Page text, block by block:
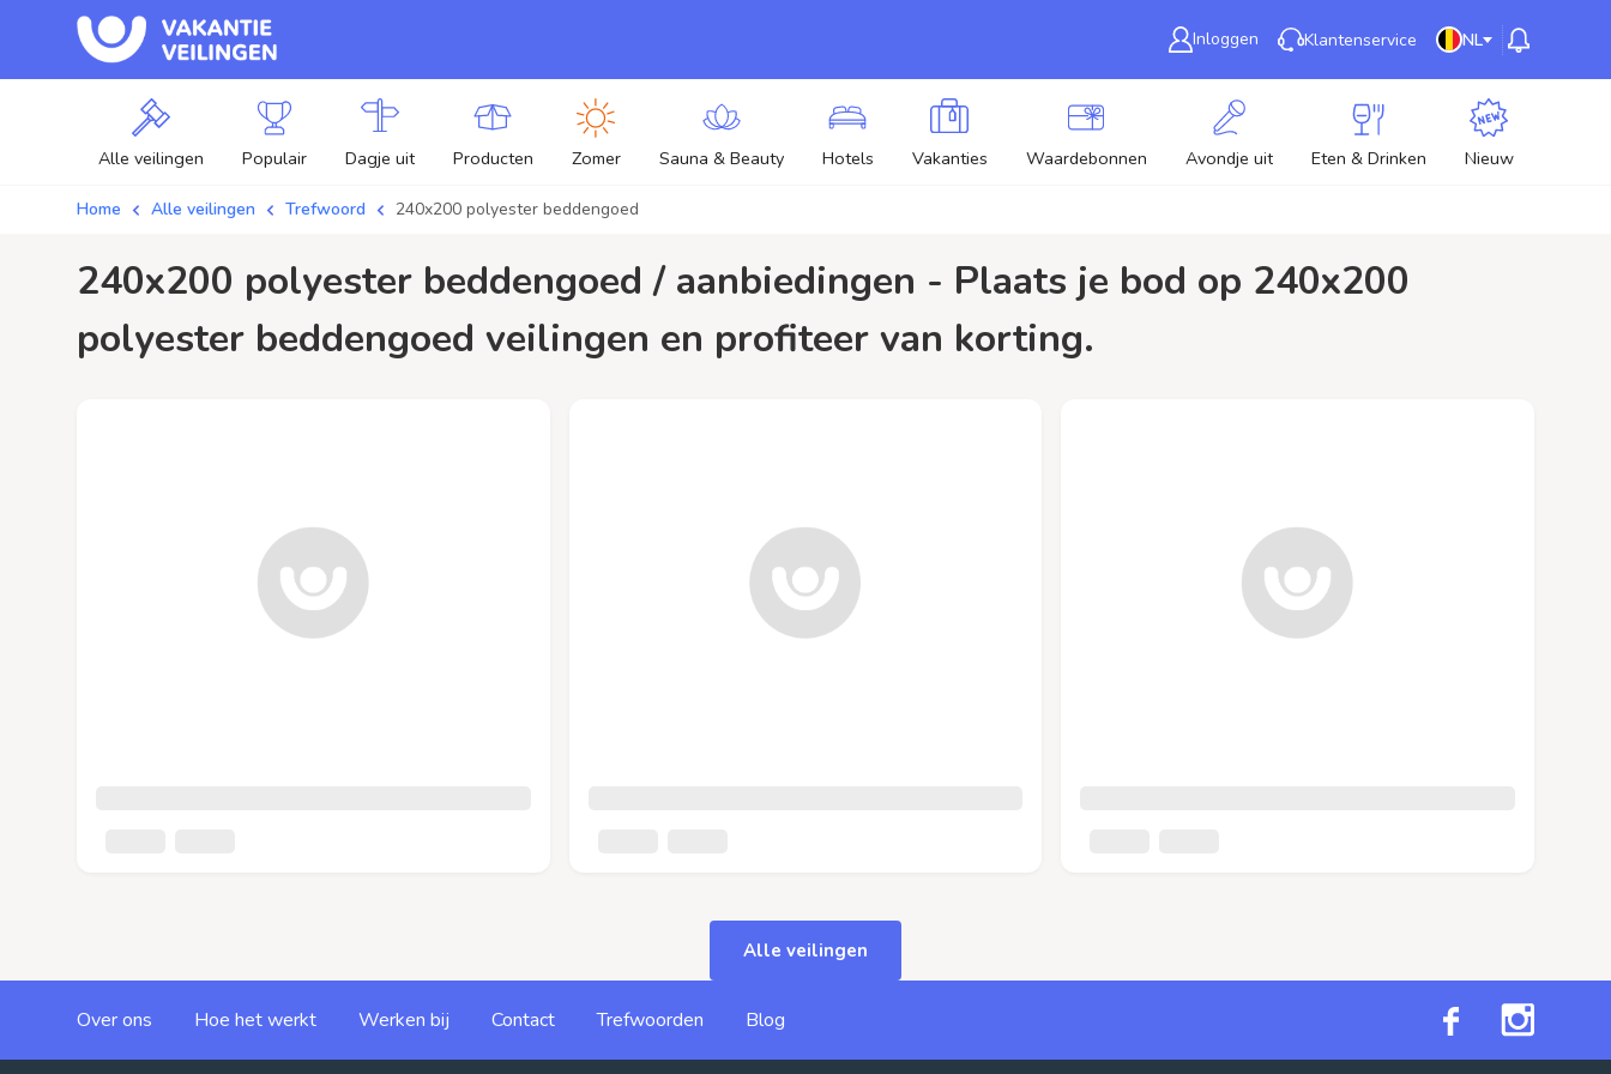
Inloggen Klantenservice NL
Alle veilingen Populair Dagje uit Producten Zomer Sauna & Beauty Hotels Vakanties Waardebonnen Avondje uit Eten & Drinken Nieuw
Home Alle veilingen Trefwoord 240x200 polyester beddengoed
240x200 polyester beddengoed / aanbiedingen - Plaats je bod op 240x200
polyester beddengoed veilingen en profiteer van korting.
Alle veilingen
Over ons Hoe het werkt Werken bij Contact Trefwoorden Blog